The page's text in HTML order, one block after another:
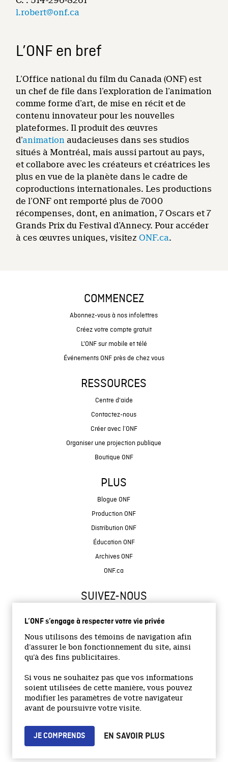
L’ONF s’engage à respecter votre vie privée
Nous utilisons des témoins de navigation afin
d’assurer le bon fonctionnement du site, ainsi
qu’à des fins publicitaires.
Si vous ne souhaitez pas que vos informations
soient utilisées de cette manière, vous pouvez
modifier les paramètres de votre navigateur
avant de poursuivre votre visite.
JE COMPRENDS EN SAVOIR PLUS
l.robert@onf.ca
L’ONF en bref
L’Office national du film du Canada (ONF) est
un chef de file dans l’exploration de l’animation
comme forme d’art, de mise en récit et de
contenu innovateur pour les nouvelles
plateformes. Il produit des œuvres
d’animation audacieuses dans ses studios
situés à Montréal, mais aussi partout au pays,
et collabore avec les créateurs et créatrices les
plus en vue de la planète dans le cadre de
coproductions internationales. Les productions
de l’ONF ont remporté plus de 7000
récompenses, dont, en animation, 7 Oscars et 7
Grands Prix du Festival d’Annecy. Pour accéder
à ces œuvres uniques, visitezONF.ca.
COMMENCEZ
Abonnez-vous à nos infolettres
Créez votre compte gratuit
L'ONF sur mobile et télé
Événements ONF près de chez vous
RESSOURCES
Centre d'aide
Contactez-nous
Créer avec l’ONF
Organiser une projection publique
Boutique ONF
PLUS
Blogue ONF
Production ONF
Distribution ONF
Éducation ONF
Archives ONF
ONF.ca
SUIVEZ-NOUS
Site institutionnel
Accessibilité
Politique de confidentialité